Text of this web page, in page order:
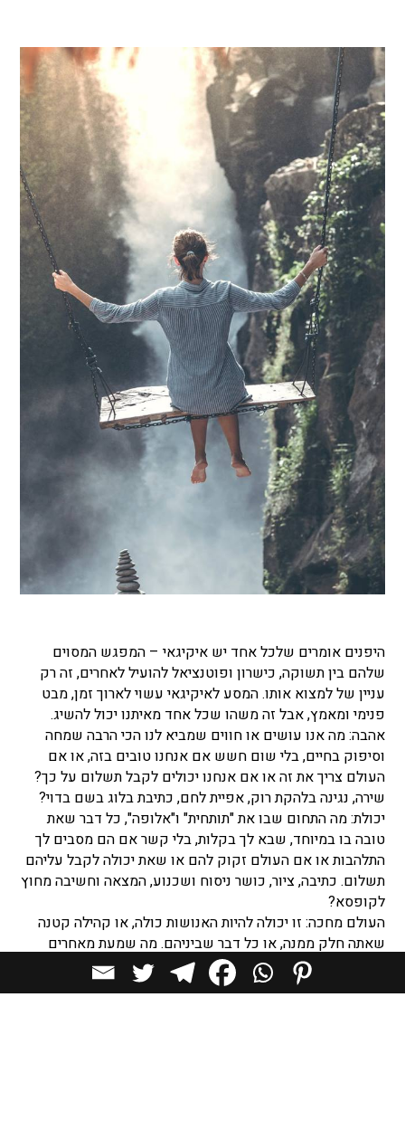
היפנים אומרים שלכל אחד יש איקיגאי – המפגש המסוים
שלהם בין תשוקה, כישרון ופוטנציאל להועיל לאחרים, זה רק
עניין של למצוא אותו. המסע לאיקיגאי עשוי לארוך זמן, מבט
פנימי ומאמץ, אבל זה משהו שכל אחד מאיתנו יכול להשיג.
אהבה: מה אנו עושים או חווים שמביא לנו הכי הרבה שמחה
וסיפוק בחיים, בלי שום חשש אם אנחנו טובים בזה, או אם
העולם צריך את זה או אם אנחנו יכולים לקבל תשלום על כך?
שירה, נגינה בלהקת רוק, אפיית לחם, כתיבת בלוג בשם בדוי?
יכולת: מה התחום שבו את "תותחית" ו"אלופה", כל דבר שאת
טובה בו במיוחד, שבא לך בקלות, בלי קשר אם הם מסבים לך
התלהבות או אם העולם זקוק להם או שאת יכולה לקבל עליהם
תשלום. כתיבה, ציור, כושר ניסוח ושכנוע, המצאה וחשיבה מחוץ
לקופסא?
העולם מחכה: זו יכולה להיות האנושות כולה, או קהילה קטנה
שאתה חלק ממנה, או כל דבר שביניהם. מה שמעת מאחרים
שהם צריכים: חברה שתפיג בדידות, הגנה על בעלי חיים, סיוע
לניצולי שואה, שורדות זנות?